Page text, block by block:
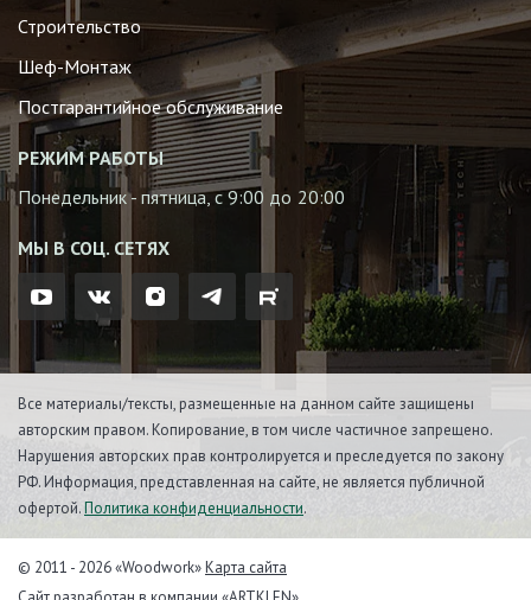
Строительство
Шеф-Монтаж
Постгарантийное обслуживание
РЕЖИМ РАБОТЫ
Понедельник - пятница, с 9:00 до 20:00
МЫ В СОЦ. СЕТЯХ
Все материалы/тексты, размещенные на данном сайте защищены
авторским правом. Копирование, в том числе частичное запрещено.
Нарушения авторских прав контролируется и преследуется по закону
РФ. Информация, представленная на сайте, не является публичной
офертой.Политика конфиденциальности.
© 2011 - 2026 «Woodwork»Карта сайта